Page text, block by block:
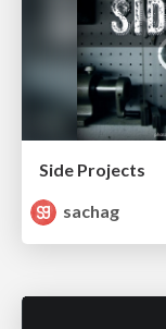
Side Projects
sachag